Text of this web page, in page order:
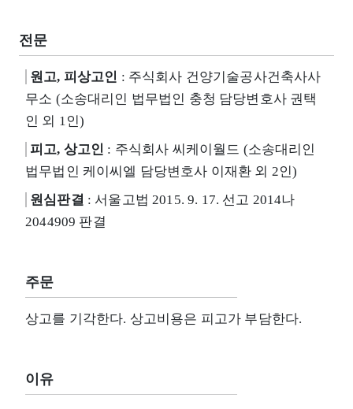
전문
원고, 피상고인 : 주식회사 건양기술공사건축사사
무소 (소송대리인 법무법인 충청 담당변호사 권택
인 외 1인)
피고, 상고인 : 주식회사 씨케이월드 (소송대리인
법무법인 케이씨엘 담당변호사 이재환 외 2인)
원심판결 : 서울고법 2015. 9. 17. 선고 2014나
2044909 판결
주문
상고를 기각한다. 상고비용은 피고가 부담한다.
이유